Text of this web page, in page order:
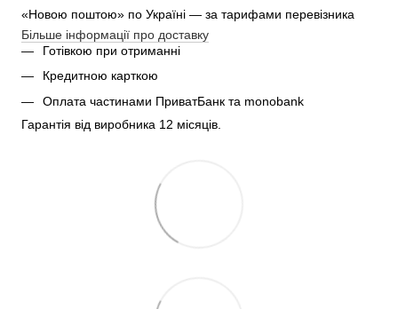
«Новою поштою» по Україні — за тарифами перевізника
Більше інформації про доставку
Готівкою при отриманні
Кредитною карткою
Оплата частинами ПриватБанк та monobank
Гарантія від виробника 12 місяців.